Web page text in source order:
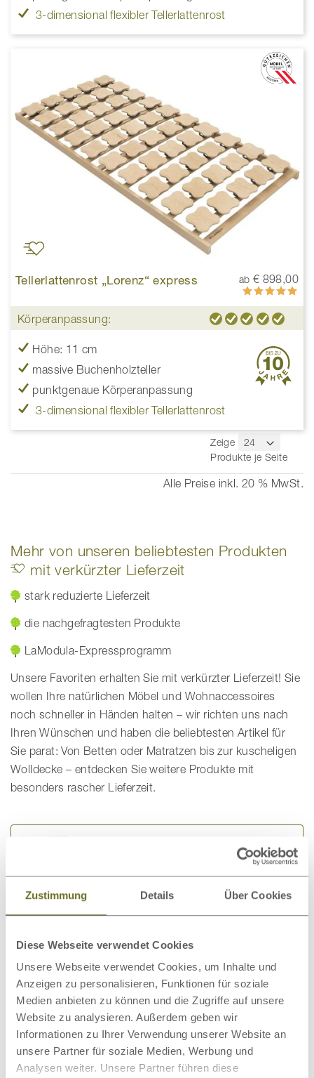
Zustimmung Details Über Cookies
Diese Webseite verwendet Cookies
Unsere Webseite verwendet Cookies, um Inhalte und
Anzeigen zu personalisieren, Funktionen für soziale
Medien anbieten zu können und die Zugriffe auf unsere
Website zu analysieren. Außerdem geben wir
Informationen zu Ihrer Verwendung unserer Website an
unsere Partner für soziale Medien, Werbung und
Analysen weiter. Unsere Partner führen diese
3-dimensional flexibler Tellerlattenrost
Tellerlattenrost „Lorenz“ express ab € 898,00
Bewertung:
100%
Körperanpassung:
Höhe: 11 cm
massive Buchenholzteller
punktgenaue Körperanpassung
3-dimensional flexibler Tellerlattenrost
Zeige
Produkte je Seite
Alle Preise inkl. 20 % MwSt.
Mehr von unseren beliebtesten Produkten
mit verkürzter Lieferzeit
stark reduzierte Lieferzeit
die nachgefragtesten Produkte
LaModula-Expressprogramm
Unsere Favoriten erhalten Sie mit verkürzter Lieferzeit! Sie
wollen Ihre natürlichen Möbel und Wohnaccessoires
noch schneller in Händen halten – wir richten uns nach
Ihren Wünschen und haben die beliebtesten Artikel für
Sie parat: Von Betten oder Matratzen bis zur kuscheligen
Wolldecke – entdecken Sie weitere Produkte mit
besonders rascher Lieferzeit.
Natur-Latexmatratzen
Kommoden & Nachttische